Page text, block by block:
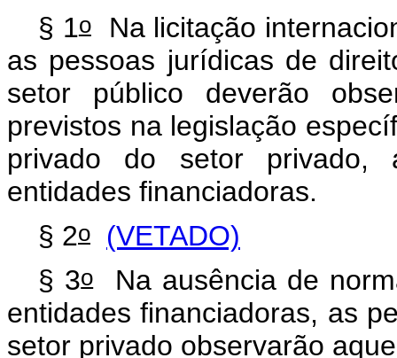
§ 1oNa licitação
as pessoas jurídicas de
setor público deverão
previstos na legislação
privado do setor privado,
entidades financiadoras.
§ 2o
(VETADO)
§ 3oNa ausência de
entidades financiadoras, as
setor privado observarão